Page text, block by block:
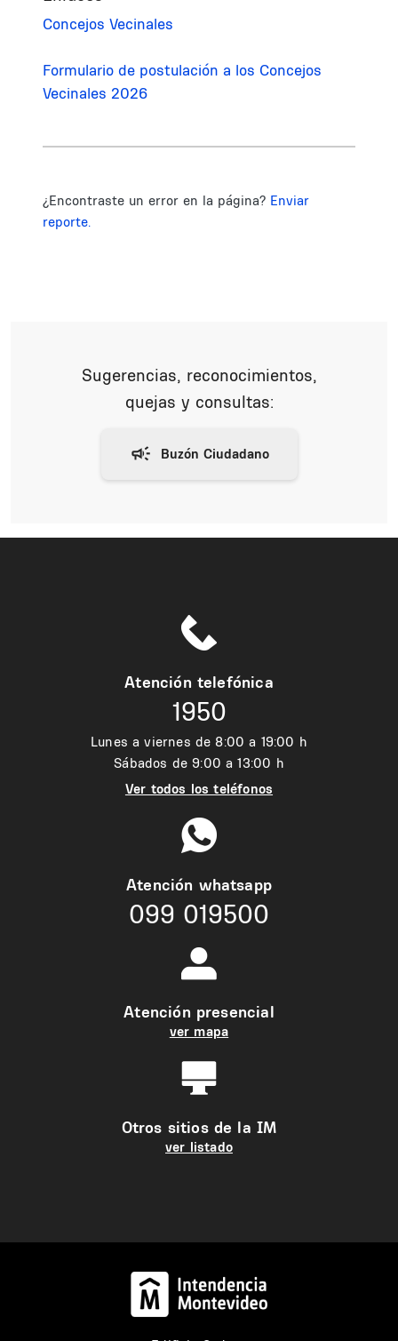
Concejos Vecinales
Formulario de postulación a los Concejos
Vecinales 2026
¿Encontraste un error en la página? Enviar
reporte.
Sugerencias, reconocimientos,
quejas y consultas:
Atención telefónica
1950
Lunes a viernes de 8:00 a 19:00 h
Sábados de 9:00 a 13:00 h
Ver todos los teléfonos
Atención whatsapp
099 019500
Atención presencial
ver mapa
Otros sitios de la IM
ver listado